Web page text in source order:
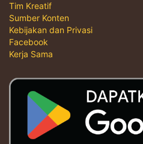
Tim Kreatif
Sumber Konten
Kebijakan dan Privasi
Facebook
Kerja Sama